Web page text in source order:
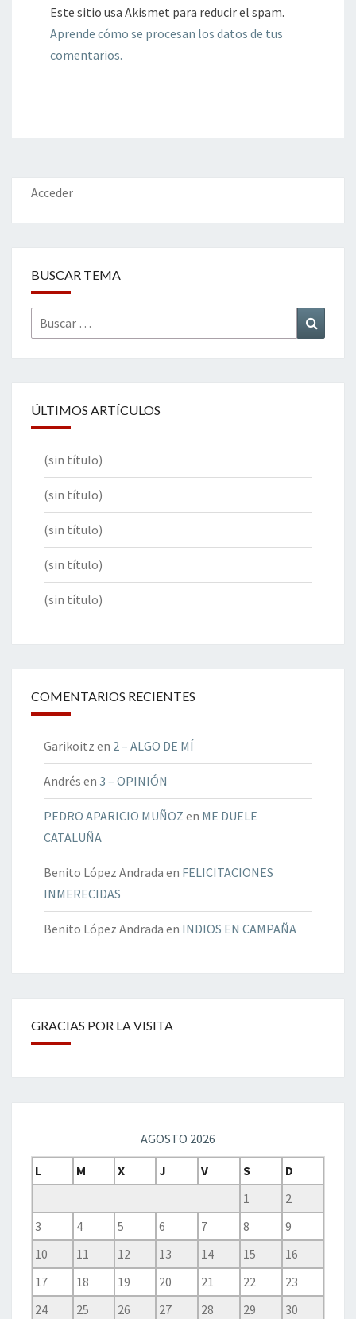
Este sitio usa Akismet para reducir el spam.
Aprende cómo se procesan los datos de tus
comentarios.
Acceder
BUSCAR TEMA
Buscar
por:
ÚLTIMOS ARTÍCULOS
(sin título)
(sin título)
(sin título)
(sin título)
(sin título)
COMENTARIOS RECIENTES
Garikoitz en 2 – ALGO DE MÍ
Andrés en 3 – OPINIÓN
PEDRO APARICIO MUÑOZ en ME DUELE
CATALUÑA
Benito López Andrada en FELICITACIONES
INMERECIDAS
Benito López Andrada en INDIOS EN CAMPAÑA
GRACIAS POR LA VISITA
AGOSTO 2026
L
M X J V S
D
1
2
3
4 5 6 7 8
9
10
11 12 13 14 15
16
17
18 19 20 21 22
23
24
25 26 27 28 29
30